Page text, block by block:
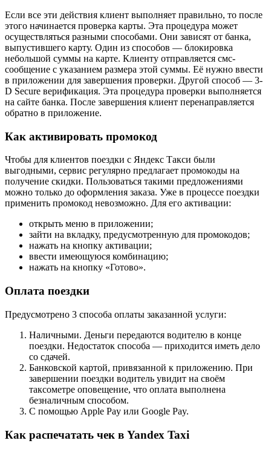
Если все эти действия клиент выполняет правильно, то после
этого начинается проверка карты. Эта процедура может
осуществляться разными способами. Они зависят от банка,
выпустившего карту. Один из способов — блокировка
небольшой суммы на карте. Клиенту отправляется смс-
сообщение с указанием размера этой суммы. Её нужно ввести
в приложении для завершения проверки. Другой способ — 3-
D Secure верификация. Эта процедура проверки выполняется
на сайте банка. После завершения клиент перенаправляется
обратно в приложение.
Как активировать промокод
Чтобы для клиентов поездки с Яндекс Такси были
выгодными, сервис регулярно предлагает промокоды на
получение скидки. Пользоваться такими предложениями
можно только до оформления заказа. Уже в процессе поездки
применить промокод невозможно. Для его активации:
открыть меню в приложении;
зайти на вкладку, предусмотренную для промокодов;
нажать на кнопку активации;
ввести имеющуюся комбинацию;
нажать на кнопку «Готово».
Оплата поездки
Предусмотрено 3 способа оплаты заказанной услуги:
Наличными. Деньги передаются водителю в конце
поездки. Недостаток способа — приходится иметь дело
со сдачей.
Банковской картой, привязанной к приложению. При
завершении поездки водитель увидит на своём
таксометре оповещение, что оплата выполнена
безналичным способом.
С помощью Apple Pay или Google Pay.
Как распечатать чек в Yandex Taxi